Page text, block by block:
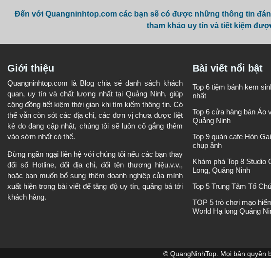
Đến với Quangninhtop.com các bạn sẽ có được những thông tin
tham khảo uy tín và tiết kiệm
Giới thiệu
Quangninhtop.com là Blog chia sẻ danh sách khách
quan, uy tín và chất lượng nhất tại Quảng Ninh, giúp
cộng đồng tiết kiệm thời gian khi tìm kiếm thông tin. Có
thể vẫn còn sót các địa chỉ, các đơn vị chưa được liệt
kê do đang cập nhật, chúng tôi sẽ luôn cố gắng thêm
vào sớm nhất có thể.
Đừng ngần ngại liên hệ với chúng tôi nếu các bạn thay
đổi số Hotline, đổi địa chỉ, đổi tên thương hiệu.v.v.,
hoặc bạn muốn bổ sung thêm doanh nghiệp của mình
xuất hiện trong bài viết để tăng độ uy tín, quảng bá tới
khách hàng.
Bài viết nổi bật
Top 6 tiệm bánh kem
nhất
Top 6 cửa hàng bán Áo
Quảng Ninh
Top 9 quán cafe Hòn
chụp ảnh
Khám phá Top 8
Long, Quảng Ninh
Top 5 Trung Tâm Tổ
TOP 5 trò chơi mạo
World Hạ long Quảng
© QuangNinhTop. Mọi bản quyền